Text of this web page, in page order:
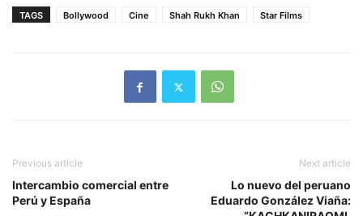
TAGS Bollywood Cine Shah Rukh Khan Star Films
Previous article
Intercambio comercial entre
Perú y España
Next article
Lo nuevo del peruano
Eduardo González Viaña: